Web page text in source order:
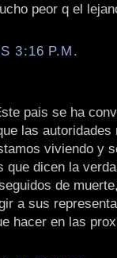
peor q el
3:16 P.M.
pais se ha
las autoridades
viviendo y
que dicen la
de
a sus
hacer en las